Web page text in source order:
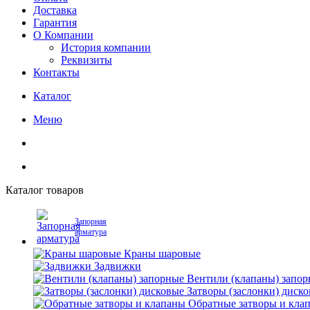
Доставка
Гарантия
О Компании
История компании
Реквизиты
Контакты
Каталог
Меню
Каталог товаров
Запорная
арматура
Краны шаровые
Задвижки
Вентили (клапаны)
Затворы (заслонки)
Обратные затворы и